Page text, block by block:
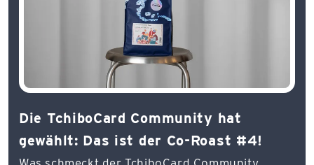
Die TchiboCard Community hat
gewählt: Das ist der Co-Roast #4!